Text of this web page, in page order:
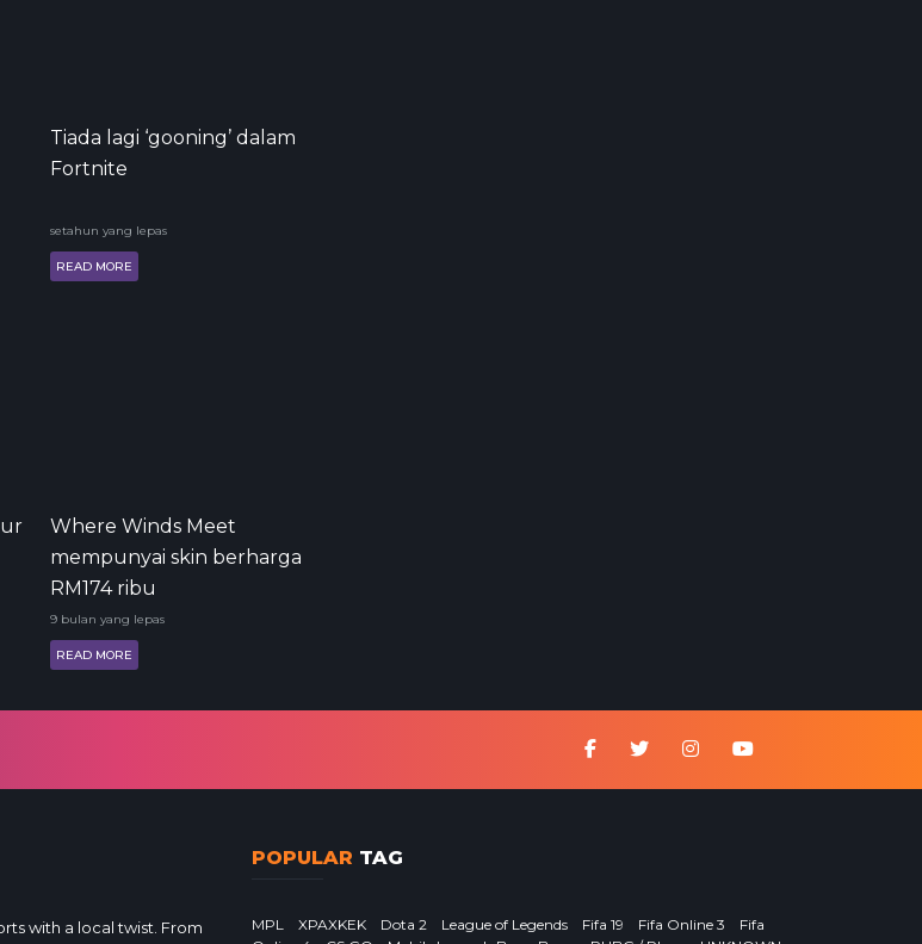
Tiada lagi ‘gooning’ dalam
Fortnite
setahun yang lepas
READ MORE
Where Winds Meet
mempunyai skin berharga
RM174 ribu
9 bulan yang lepas
READ MORE
with a local twist. From
POPULAR TAG
MPL XPAXKEK Dota 2 League of Legends Fifa 19 Fifa Online 3
Fifa